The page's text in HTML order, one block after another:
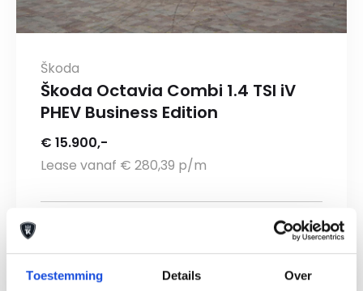
Toestemming Details Over
Škoda
Škoda Octavia Combi 1.4 TSI iV
PHEV Business Edition
€ 15.900,-
Lease vanaf € 280,39 p/m
204 PK